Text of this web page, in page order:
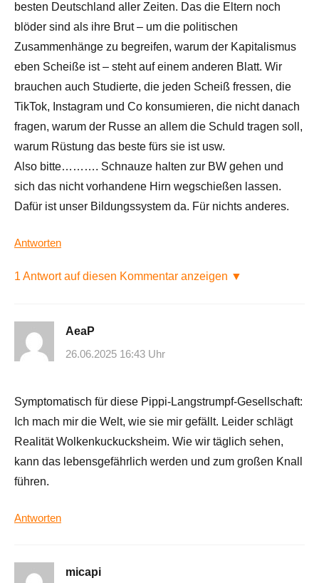
besten Deutschland aller Zeiten. Das die Eltern noch
blöder sind als ihre Brut – um die politischen
Zusammenhänge zu begreifen, warum der Kapitalismus
eben Scheiße ist – steht auf einem anderen Blatt. Wir
brauchen auch Studierte, die jeden Scheiß fressen, die
TikTok, Instagram und Co konsumieren, die nicht danach
fragen, warum der Russe an allem die Schuld tragen soll,
warum Rüstung das beste fürs sie ist usw.
Also bitte………. Schnauze halten zur BW gehen und
sich das nicht vorhandene Hirn wegschießen lassen.
Dafür ist unser Bildungssystem da. Für nichts anderes.
Antworten
1 Antwort auf diesen Kommentar anzeigen ▼
AeaP
26.06.2025 16:43 Uhr
Symptomatisch für diese Pippi-Langstrumpf-Gesellschaft:
Ich mach mir die Welt, wie sie mir gefällt. Leider schlägt
Realität Wolkenkuckucksheim. Wie wir täglich sehen,
kann das lebensgefährlich werden und zum großen Knall
führen.
Antworten
micapi